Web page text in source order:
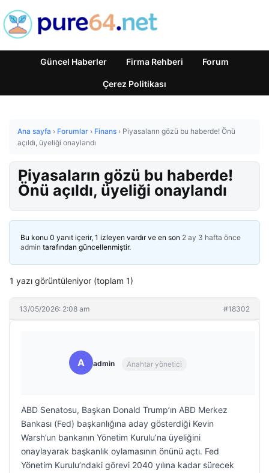
Güncel Haberler Firma Rehberi Forum
Çerez Politikası
Ana sayfa › Forumlar › Finans › Piyasaların gözü bu haberde! Önü
açıldı, üyeliği onaylandı
Piyasaların gözü bu haberde!
Önü açıldı, üyeliği onaylandı
Bu konu 0 yanıt içerir, 1 izleyen vardır ve en son 2 ay 3 hafta önce
admin tarafından güncellenmiştir.
1 yazı görüntüleniyor (toplam 1)
13/05/2026: 2:08 am #18302
A admin Anahtar yönetici
ABD Senatosu, Başkan Donald Trump’ın ABD Merkez
Bankası (Fed) başkanlığına aday gösterdiği Kevin
Warsh’un bankanın Yönetim Kurulu’na üyeliğini
onaylayarak başkanlık oylamasının önünü açtı. Fed
Yönetim Kurulu’ndaki görevi 2040 yılına kadar sürecek